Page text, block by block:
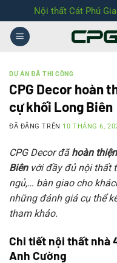
đến
nội
Nội thất Cát Phú
DỰ ÁN ĐÃ THI CÔNG
CPG Decor hoàn
cự khối Long Biên
ĐÃ ĐĂNG TRÊN 10 THÁNG 6,
CPG Decor đãhoàn
Biênvới đầy đủ nội thất
ngủ,… bàn giao cho
những đánh giá cụ thể
tham khảo.
Chi tiết nội thất nhà
Anh Cường